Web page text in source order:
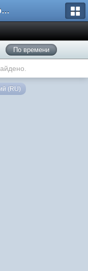
ARMA3.RU Форум
По времени
(RU)